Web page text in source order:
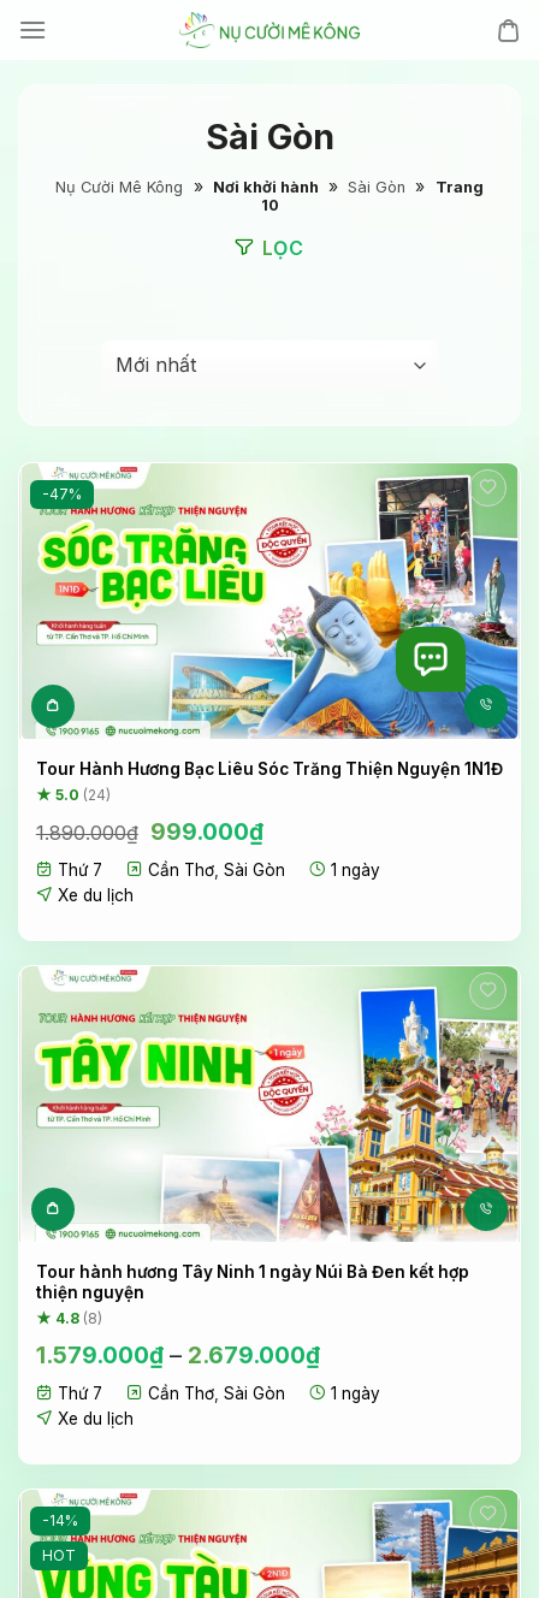
đến
Sài Gòn
Nụ Cười Mê Kông » Nơi khởi hành » Sài Gòn »
Trang
10
LỌC
-47%
Tour Hành Hương Bạc Liêu Sóc Trăng Thiện Nguyện 1N1Đ
★ 5.0 (24)
1.890.000₫ Giá
gốc
là:
999.000₫Giá
hiện
tại
Thứ 7 Cần Thơ, Sài Gòn
1 ngày
Xe du lịch
Tour hành hương Tây Ninh 1 ngày Núi Bà Đen kết hợp
thiện nguyện
★ 4.8 (8)
1.579.000₫– 2.679.000₫
Thứ 7 Cần Thơ, Sài Gòn
1 ngày
Xe du lịch
-14%
HOT